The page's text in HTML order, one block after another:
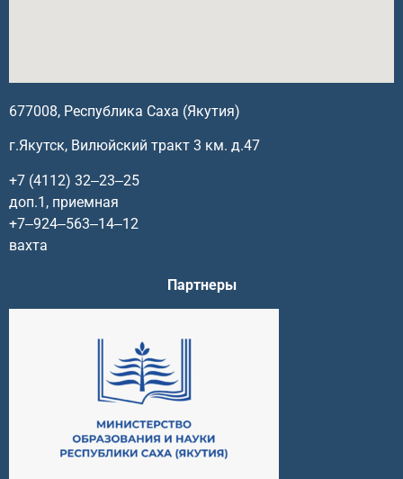
677008, Республика Саха (Якутия)
г.Якутск, Вилюйский тракт 3 км. д.47
+7 (4112) 32‒23‒25
доп.1, приемная
+7‒924‒563‒14‒12
вахта
Партнеры